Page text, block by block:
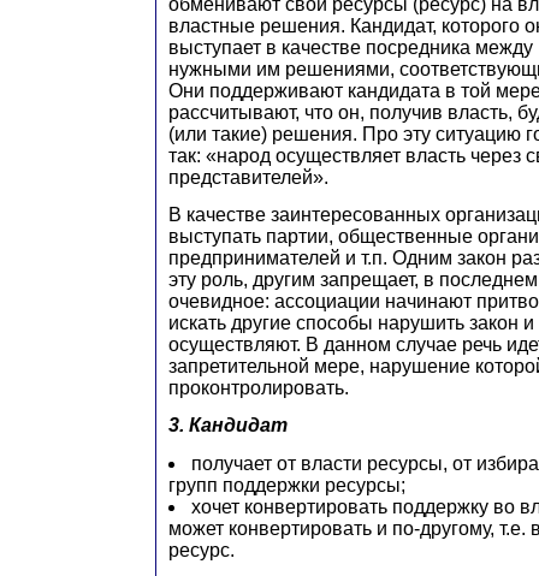
властные решения. Кандидат, которого
выступает в качестве посредника
нужными им решениями,
Они поддерживают кандидата в той
рассчитывают, что он, получив власть,
(или такие) решения. Про эту ситуацию
так: «народ осуществляет власть через
представителей».
В качестве заинтересованных
выступать партии, общественные
предпринимателей и т.п. Одним закон
эту роль, другим запрещает, в
очевидное: ассоциации начинают
искать другие способы нарушить закон
осуществляют. В данном случае речь
запретительной мере, нарушение
проконтролировать.
3. Кандидат
получает от власти ресурсы, от
групп поддержки ресурсы;
хочет конвертировать поддержку во
может конвертировать и по-другому,
ресурс.